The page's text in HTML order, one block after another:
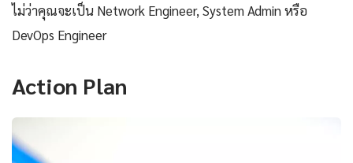
ไม่ว่าคุณจะเป็น Network Engineer, System Admin หรือ
DevOps Engineer
Action Plan